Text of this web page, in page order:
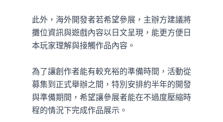
此外，海外開發者若希望參展，主辦方建議將
攤位資訊與遊戲內容以日文呈現，能更方便日
本玩家理解與接觸作品內容。
為了讓創作者能有較充裕的準備時間，活動從
募集到正式舉辦之間，特別安排約半年的開發
與準備期間，希望讓參展者能在不過度壓縮時
程的情況下完成作品展示。